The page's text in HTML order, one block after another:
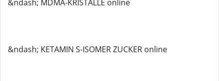
&ndash; MDMA-KRISTALLE online
&ndash; KETAMIN S-ISOMER ZUCKER online